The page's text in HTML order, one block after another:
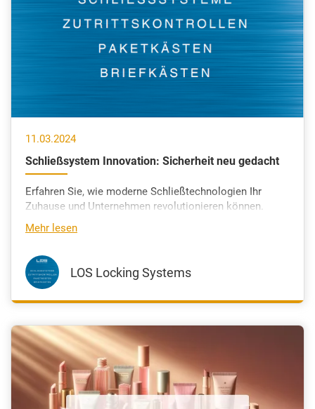
11.03.2024
Schließsystem Innovation: Sicherheit neu gedacht
Erfahren Sie, wie moderne Schließtechnologien Ihr
Zuhause und Unternehmen revolutionieren können.
Mehr lesen
LOS Locking Systems